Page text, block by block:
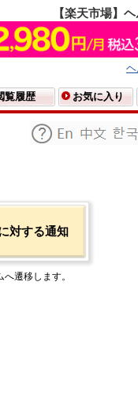
【楽天市場】
覧履歴 お気に入り
対する通知
へ遷移します。